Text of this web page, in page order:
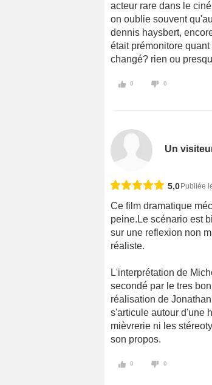
acteur rare dans le
on oublie souvent
dennis haysbert,
était prémonitore
changé? rien ou
0 0
Un
5,0Publiée
Ce film dramatique
peine.Le scénario est
sur une reflexion non
réaliste.
L'interprétation de
secondé par le tres
réalisation de
s'articule autour d'une
mièvrerie ni les
son propos.
0 0